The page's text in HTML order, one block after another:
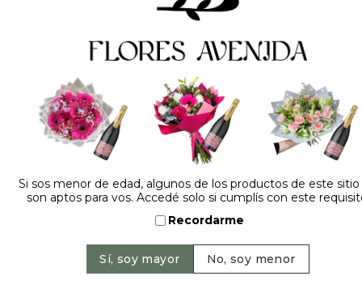
Dejá tu opinión
NOMBRE
Si sos menor de edad, algunos de los productos de este
son aptos para vos. Accedé solo si cumplís con este
Recordarme